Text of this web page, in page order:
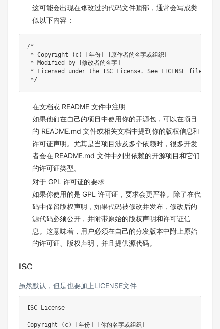
这可能会出现在修改过的代码文件顶部，通常会写成类
似以下内容：
/*
* Copyright (c) [年份] [原作者的名字或组织]
* Modified by [修改者的名字]
* Licensed under the ISC License. See LICENSE file
*/
在文档或 README 文件中注明
如果他们在自己的项目中使用你的开源包，可以在项目
的 README.md 文件或相关文档中提到你的版权信息和
许可证声明。尤其是当项目涉及多个依赖时，很多开发
者会在 README.md 文件中列出依赖的开源项目和它们
的许可证类型。
对于 GPL 许可证的要求
如果你使用的是 GPL 许可证，要求会更严格。除了在代
码中保留版权声明，如果代码被修改并发布，修改后的
源代码必须公开，并附带原始的版权声明和许可证信
息。这意味着，用户必须在自己的分发版本中附上原始
的许可证、版权声明，并且提供源代码。
ISC
虽然默认，但是也要加上LICENSE文件
ISC License
Copyright (c) [年份] [你的名字或组织]